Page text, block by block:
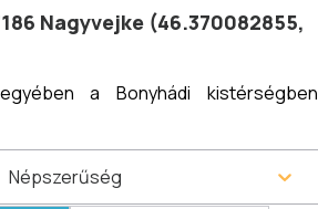
Nagyvejke (46.370082855,
a Bonyhádi kistérségben
Népszerűség